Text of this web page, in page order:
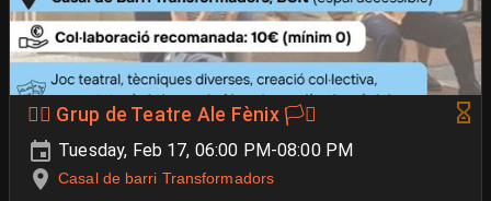
🐦‍🔥 Grup de Teatre Ale Fènix 🏳️‍⚧️
Tuesday, Feb 17, 06:00 PM-08:00 PM
Casal de barri Transformadors